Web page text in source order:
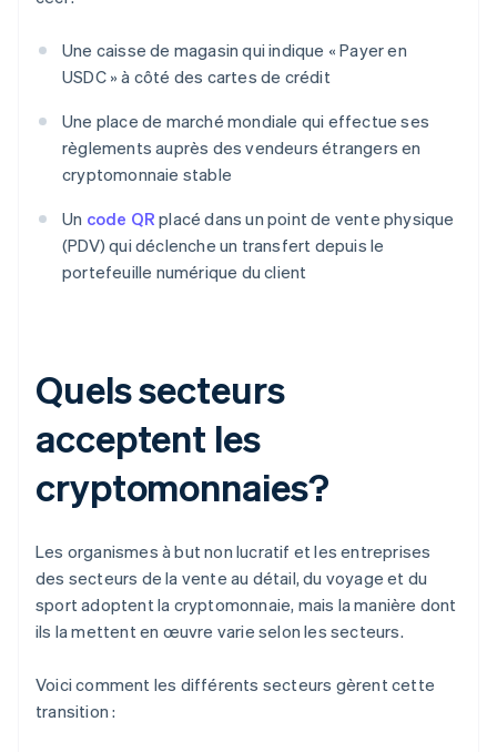
Une caisse de magasin qui indique « Payer en
USDC » à côté des cartes de crédit
Une place de marché mondiale qui effectue ses
règlements auprès des vendeurs étrangers en
cryptomonnaie stable
Un code QR placé dans un point de vente physique
(PDV) qui déclenche un transfert depuis le
portefeuille numérique du client
Quels secteurs
acceptent les
cryptomonnaies?
Les organismes à but non lucratif et les entreprises
des secteurs de la vente au détail, du voyage et du
sport adoptent la cryptomonnaie, mais la manière dont
ils la mettent en œuvre varie selon les secteurs.
Voici comment les différents secteurs gèrent cette
transition :